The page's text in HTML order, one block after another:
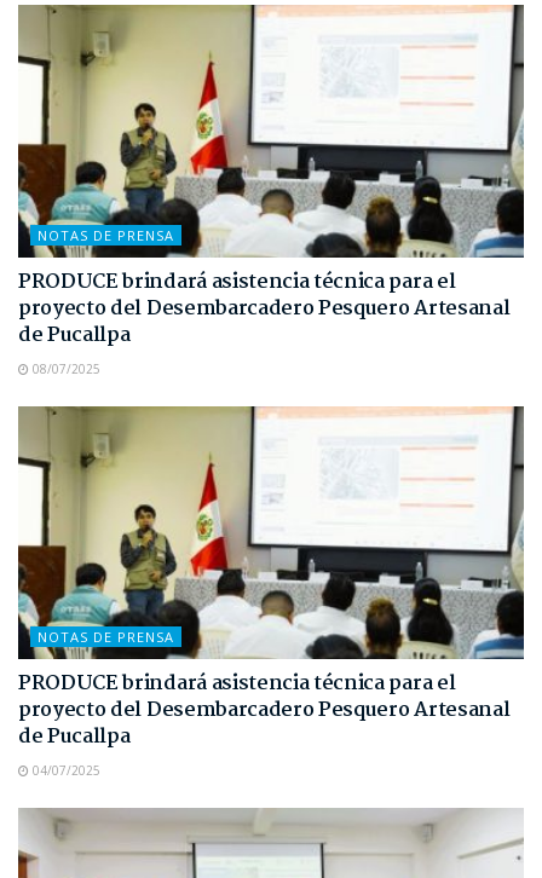
NOTAS DE PRENSA
PRODUCE brindará asistencia técnica para el
proyecto del Desembarcadero Pesquero Artesanal
de Pucallpa
08/07/2025
NOTAS DE PRENSA
PRODUCE brindará asistencia técnica para el
proyecto del Desembarcadero Pesquero Artesanal
de Pucallpa
04/07/2025